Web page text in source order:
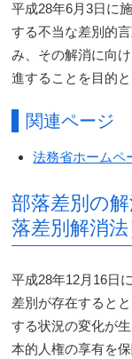
平成28年6月3日に
する不当な差別的
み、その解消に向
進することを目的と
関連ページ
法務省ホームペ
部落差別の
落差別解消法
平成28年12月16日
差別が存在すると
する状況の変化が
本的人権の享有を